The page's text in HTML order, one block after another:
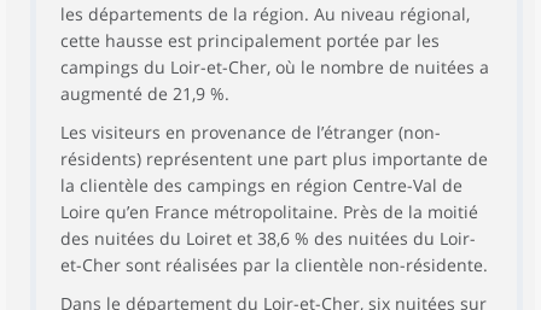
les départements de la région. Au niveau régional,
cette hausse est principalement portée par les
campings du Loir-et-Cher, où le nombre de nuitées a
augmenté de 21,9 %.
Les visiteurs en provenance de l’étranger (non-
résidents) représentent une part plus importante de
la clientèle des campings en région Centre-Val de
Loire qu’en France métropolitaine. Près de la moitié
des nuitées du Loiret et 38,6 % des nuitées du Loir-
et-Cher sont réalisées par la clientèle non-résidente.
Dans le département du Loir-et-Cher, six nuitées sur